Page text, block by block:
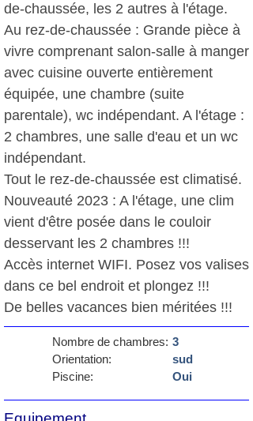
de-chaussée, les 2 autres à l'étage.
Au rez-de-chaussée : Grande pièce à
vivre comprenant salon-salle à manger
avec cuisine ouverte entièrement
équipée, une chambre (suite
parentale), wc indépendant. A l'étage :
2 chambres, une salle d'eau et un wc
indépendant.
Tout le rez-de-chaussée est climatisé.
Nouveauté 2023 : A l'étage, une clim
vient d'être posée dans le couloir
desservant les 2 chambres !!!
Accès internet WIFI. Posez vos valises
dans ce bel endroit et plongez !!!
De belles vacances bien méritées !!!
Nombre de chambres: 3
Orientation:
sud
Piscine:
Oui